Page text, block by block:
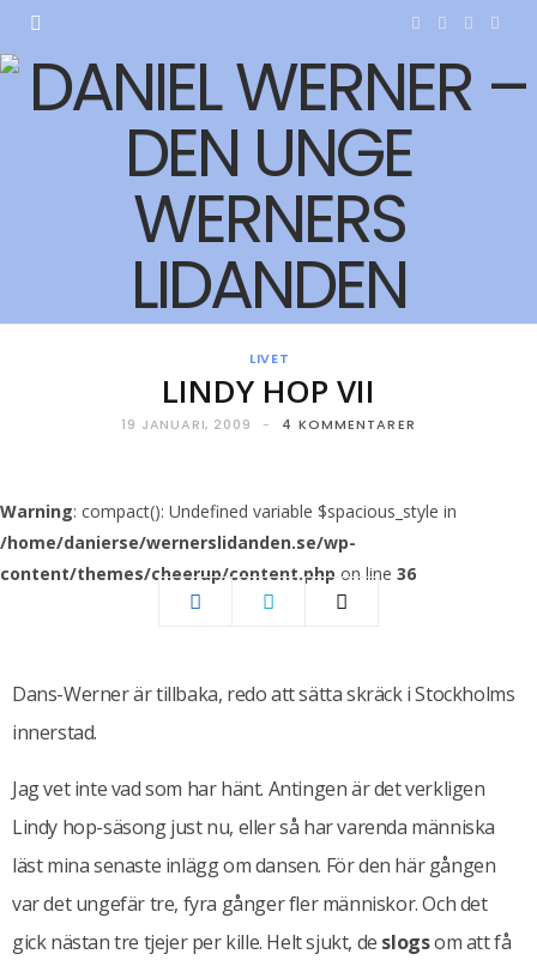
a w
LIVET
LINDY HOP VII
19 JANUARI, 2009 4 KOMMENTARER
Warning: compact(): Undefined variable $spacious_style in
/home/danierse/wernerslidanden.se/wp-
content/themes/cheerup/content.php on line 36
Dans-Werner är tillbaka, redo att sätta skräck i Stockholms
innerstad.
Jag vet inte vad som har hänt. Antingen är det verkligen
Lindy hop-säsong just nu, eller så har varenda människa
läst mina senaste inlägg om dansen. För den här gången
var det ungefär tre, fyra gånger fler människor. Och det
gick nästan tre tjejer per kille. Helt sjukt, de slogsom att få